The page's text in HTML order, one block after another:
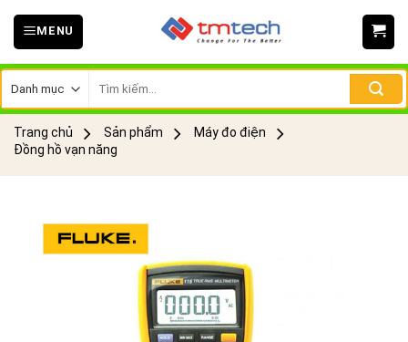
Skip
MENU
kiếm:
Trang chủ Sản phẩm
Máy đo điện
Đồng hồ vạn năng